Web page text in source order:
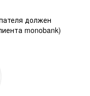
должен
monobank)